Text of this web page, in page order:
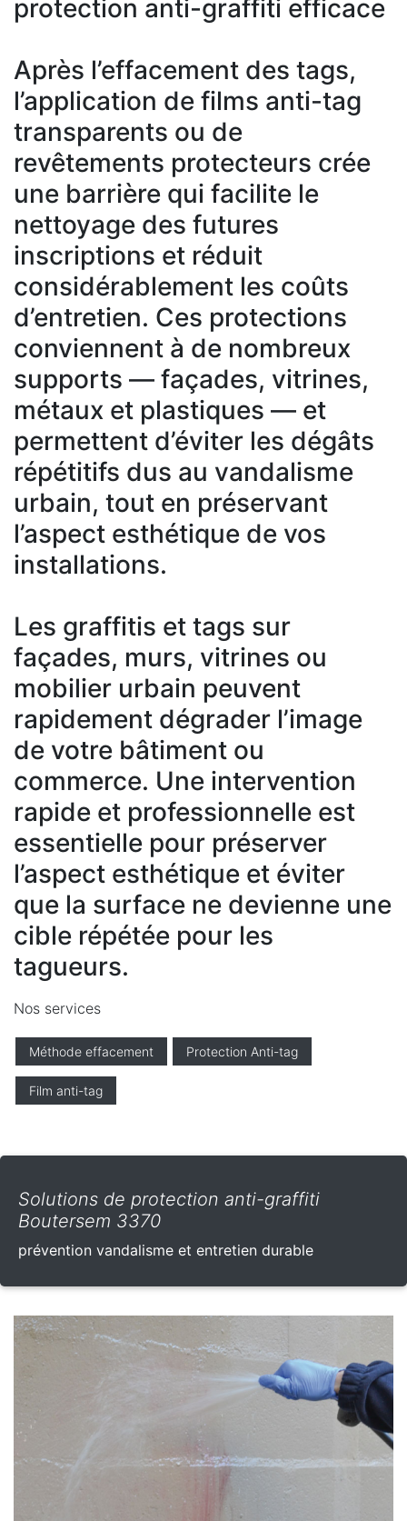
protection anti-graffiti efficace
Après l’effacement des tags,
l’application de films anti-tag
transparents ou de
revêtements protecteurs crée
une barrière qui facilite le
nettoyage des futures
inscriptions et réduit
considérablement les coûts
d’entretien. Ces protections
conviennent à de nombreux
supports — façades, vitrines,
métaux et plastiques — et
permettent d’éviter les dégâts
répétitifs dus au vandalisme
urbain, tout en préservant
l’aspect esthétique de vos
installations.
Les graffitis et tags sur
façades, murs, vitrines ou
mobilier urbain peuvent
rapidement dégrader l’image
de votre bâtiment ou
commerce. Une intervention
rapide et professionnelle est
essentielle pour préserver
l’aspect esthétique et éviter
que la surface ne devienne une
cible répétée pour les
tagueurs.
Nos services
Méthode effacement Protection Anti-tag
Film anti-tag
Solutions de protection anti-graffiti
Boutersem 3370
prévention vandalisme et entretien durable